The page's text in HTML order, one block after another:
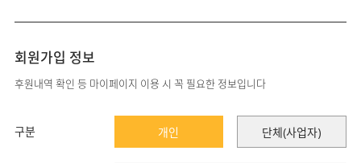
회원가입 정보
후원내역 확인 등 마이페이지 이용 시 꼭 필요한 정보입니다
구분 개인 단체(사업자)